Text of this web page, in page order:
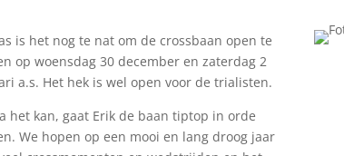
is het nog te nat om de crossbaan open te
op woensdag 30 december en zaterdag 2
a.s. Het hek is wel open voor de trialisten.
het kan, gaat Erik de baan tiptop in orde
We hopen op een mooi en lang droog jaar